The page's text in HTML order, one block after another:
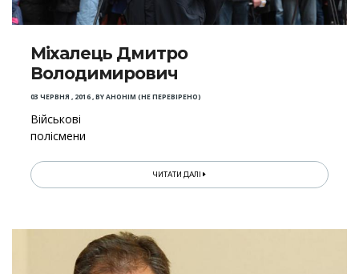
Міхалець Дмитро
Володимирович
03 ЧЕРВНЯ , 2016,BYАНОНІМ (НЕ ПЕРЕВІРЕНО)
Військові
полісмени
ЧИТАТИ ДАЛІ